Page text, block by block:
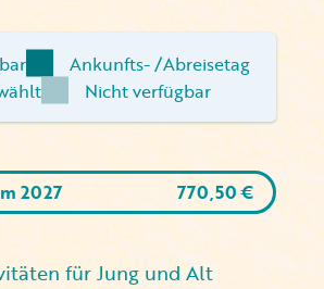
Ankunfts- /Abreisetag
Nicht verfügbar
2027 €
770,50
für Jung und Alt